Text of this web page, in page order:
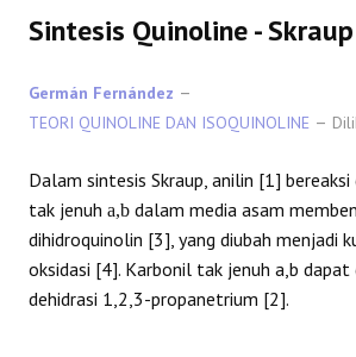
ORGANIK LANJUTAN
HETEROCYCLES
SINTESIS ORGANIK
SPEKTROSKOPI
Sintesis Quinoline - Skraup
Germán Fernández
TEORI QUINOLINE DAN ISOQUINOLINE
Dalam sintesis Skraup, anilin [1]
tak jenuh a,b dalam media asam
dihidroquinolin [3], yang diubah menjadi
oksidasi [4]. Karbonil tak jenuh a,b dapat
dehidrasi 1,2,3-propanetrium [2].